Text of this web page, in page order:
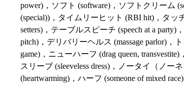
power)，ソフト (software)，ソフトクリーム
(special))，タイムリーヒット (RBI hit)，タッ
setters)，テーブルスピーチ (speech at a
pitch)，デリバリーヘルス (massage parlor)，
game)，ニューハーフ (drag queen,
スリーブ (sleeveless dress)，ノータイ（ノ
(heartwarming)，ハーフ (someone of mixed